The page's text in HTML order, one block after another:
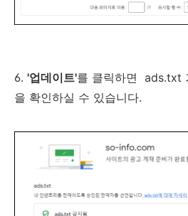
6. '업데이트'를 클릭하면 ads.txt
을 확인하실 수 있습니다.